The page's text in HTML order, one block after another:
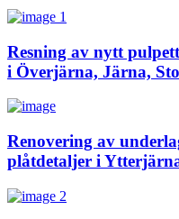
Resning av nytt
i Överjärna, Järna,
Renovering av
plåtdetaljer i